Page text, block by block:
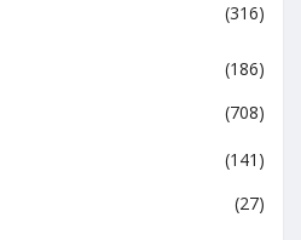
(316)
(186)
(708)
(141)
(27)